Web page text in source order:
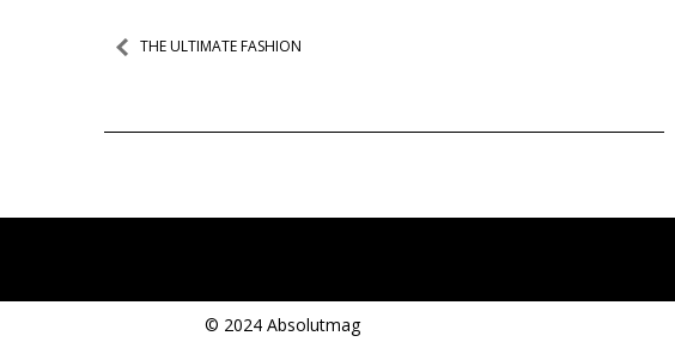
Navegação
Post
THE ULTIMATE FASHION
© 2024 Absolutmag